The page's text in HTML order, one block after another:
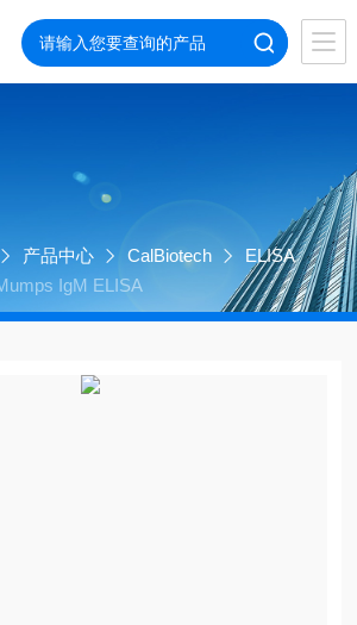
产品中心 CalBiotech
ELISA
IgM ELISA